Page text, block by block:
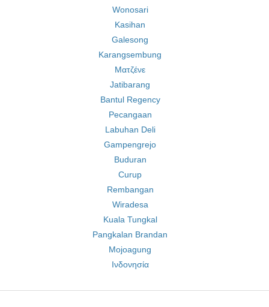
Wonosari
Kasihan
Galesong
Karangsembung
Ματζένε
Jatibarang
Bantul Regency
Pecangaan
Labuhan Deli
Gampengrejo
Buduran
Curup
Rembangan
Wiradesa
Kuala Tungkal
Pangkalan Brandan
Mojoagung
Ινδονησία